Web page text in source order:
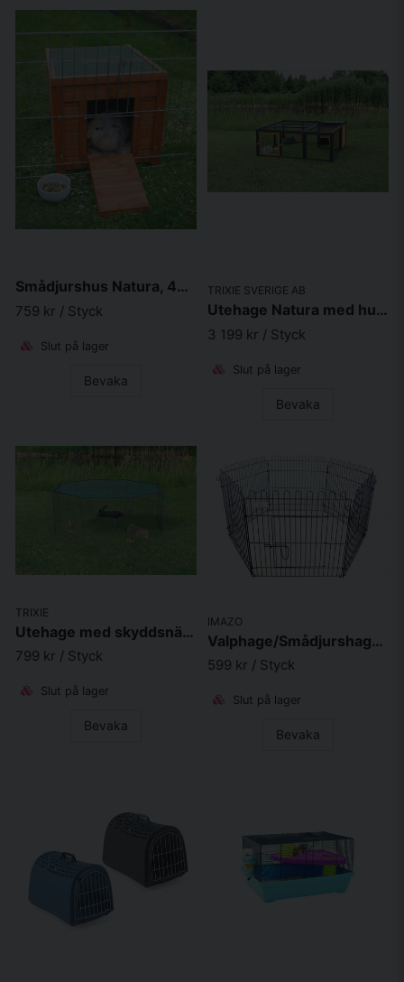
Smådjurshus Natura, 42xh43x51cm, brun
759 kr / Styck
Slut på lager
Bevaka
TRIXIE SVERIGE AB
Utehage Natura med hus, 150x53x150cm, svart/brun
3 199 kr / Styck
Slut på lager
Bevaka
TRIXIE
Utehage med skyddsnät i metall 8 sektioner 150 x 57cm grön
799 kr / Styck
Slut på lager
Bevaka
IMAZO
Valphage/Smådjurshage Svart 60x60cm 6 sektioner
599 kr / Styck
Slut på lager
Bevaka